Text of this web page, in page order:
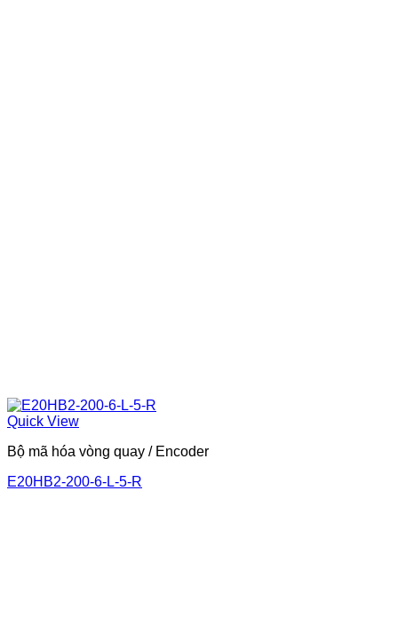
Quick View
Bộ mã hóa vòng quay / Encoder
E20HB2-200-6-L-5-R